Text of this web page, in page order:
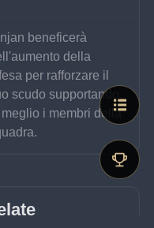
beneficerà
della
per rafforzare il
scudo supportando
i membri della